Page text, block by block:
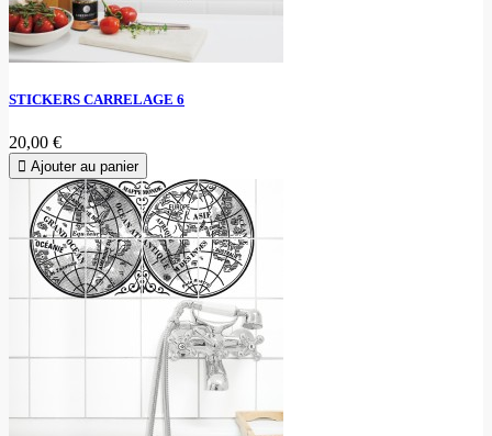
STICKERS CARRELAGE 6
20,00 €
Ajouter au panier